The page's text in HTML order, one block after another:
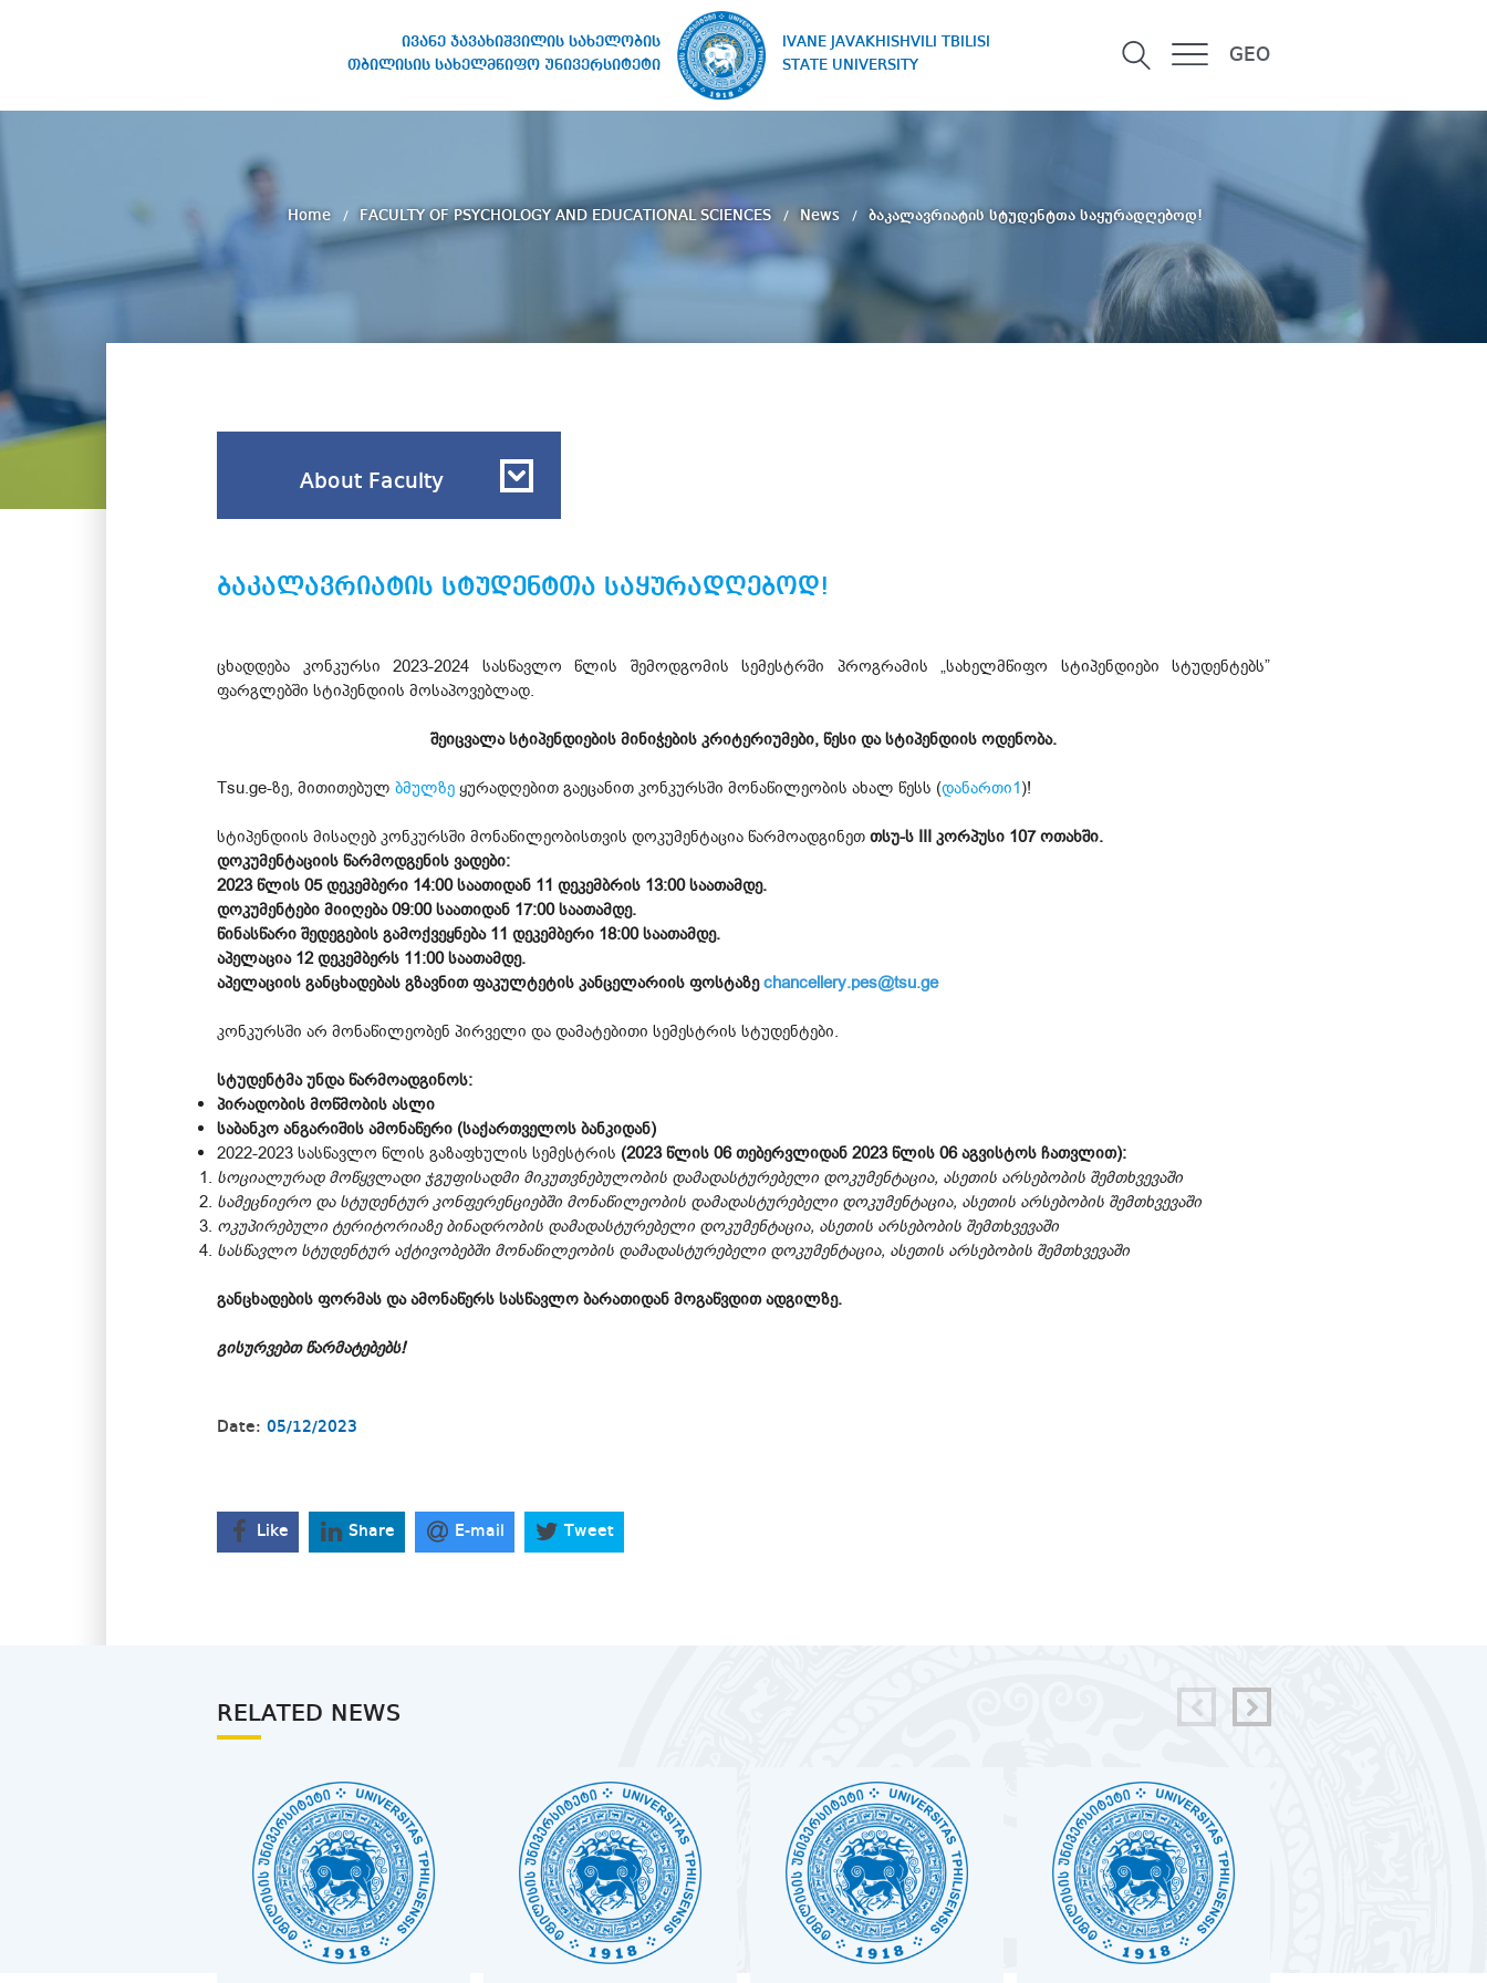
ივანე ჯავახიშვილის სახელობის
თბილისის სახელმწიფო უნივერსიტეტი
IVANE JAVAKHISHVILI TBILISI
STATE UNIVERSITY
GEO
STATE UNIVERSITY
Home FACULTY OF PSYCHOLOGY AND EDUCATIONAL SCIENCES News ბაკალავრიატის სტუდენტთა საყურადღებოდ!
About Faculty
ბაკალავრიატის სტუდენტთა საყურადღებოდ!
ცხადდება კონკურსი 2023-2024 სასწავლო წლის შემოდგომის სემესტრში პროგრამის „სახელმწიფო სტიპენდიები სტუდენტებს”
ფარგლებში სტიპენდიის მოსაპოვებლად.
შეიცვალა სტიპენდიების მინიჭების კრიტერიუმები, წესი და სტიპენდიის ოდენობა.
Tsu.ge-ზე, მითითებულ ბმულზე ყურადღებით გაეცანით კონკურსში მონაწილეობის ახალ წესს (დანართი1)!
სტიპენდიის მისაღებ კონკურსში მონაწილეობისთვის დოკუმენტაცია წარმოადგინეთ თსუ-ს III კორპუსი 107 ოთახში.
დოკუმენტაციის წარმოდგენის ვადები:
2023 წლის 05 დეკემბერი 14:00 საათიდან 11 დეკემბრის 13:00 საათამდე.
დოკუმენტები მიიღება 09:00 საათიდან 17:00 საათამდე.
წინასწარი შედეგების გამოქვეყნება 11 დეკემბერი 18:00 საათამდე.
აპელაცია 12 დეკემბერს 11:00 საათამდე.
აპელაციის განცხადებას გზავნით ფაკულტეტის კანცელარიის ფოსტაზეchancellery.pes@tsu.ge
კონკურსში არ მონაწილეობენ პირველი და დამატებითი სემესტრის სტუდენტები.
სტუდენტმა უნდა წარმოადგინოს:
პირადობის მოწმობის ასლი
საბანკო ანგარიშის ამონაწერი (საქართველოს ბანკიდან)
2022-2023 სასწავლო წლის გაზაფხულის სემესტრის (2023 წლის 06 თებერვლიდან 2023 წლის 06 აგვისტოს ჩათვლით):
სოციალურად მოწყვლადი ჯგუფისადმი მიკუთვნებულობის დამადასტურებელი დოკუმენტაცია, ასეთის არსებობის შემთხვევაში
სამეცნიერო და სტუდენტურ კონფერენციებში მონაწილეობის დამადასტურებელი დოკუმენტაცია, ასეთის არსებობის შემთხვევაში
ოკუპირებული ტერიტორიაზე ბინადრობის დამადასტურებელი დოკუმენტაცია, ასეთის არსებობის შემთხვევაში
სასწავლო სტუდენტურ აქტივობებში მონაწილეობის დამადასტურებელი დოკუმენტაცია, ასეთის არსებობის შემთხვევაში
განცხადების ფორმას და ამონაწერს სასწავლო ბარათიდან მოგაწვდით ადგილზე.
გისურვებთ წარმატებებს!
Date: 05/12/2023
Like Share E-mail Tweet
RELATED NEWS